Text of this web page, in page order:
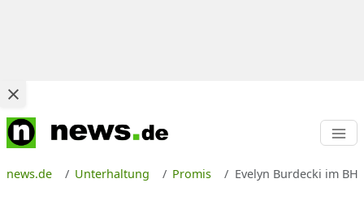
news.de Unterhaltung Promis Evelyn Burdecki im